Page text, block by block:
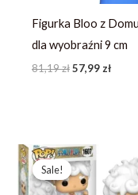
Figurka Bloo z Domu
dla wyobraźni 9 cm
81,19zł57,99 zł
Sale!
Sale!
Pierwotna
cena
wynosiła:
246,73 zł.